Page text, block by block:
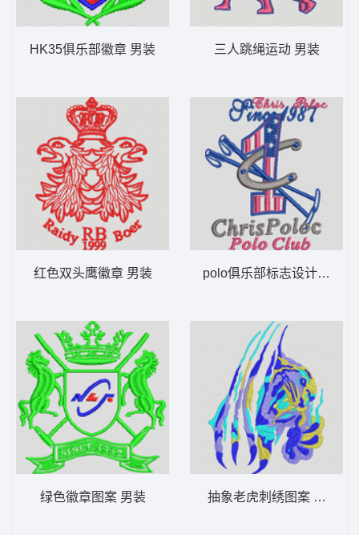
HK35俱乐部徽章 男装
红色双头鹰徽章 男装
绿色徽章图案 男装
三人跳绳运动 男装
polo俱乐部标志设计 男装
抽象老虎刺绣图案 男装